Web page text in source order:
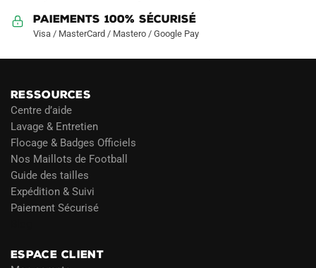
Paiements 100% Sécurisé
Visa / MasterCard / Mastero / Google Pay
RESSOURCES
Centre d’aide
Lavage & Entretien
Flocage & Badges Officiels
Nos Maillots de Football
Guide des tailles
Expédition & Suivi
Paiement Sécurisé
ESPACE CLIENT